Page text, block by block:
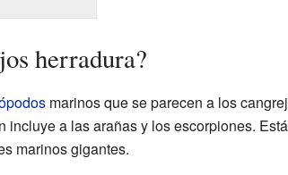
herradura?
marinos que se parecen a los
incluye a las arañas y los escorpiones.
marinos gigantes.